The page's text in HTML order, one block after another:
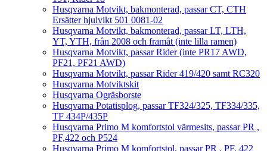
Husqvarna Motvikt, bakmonterad, passar CT, CTH
Ersätter hjulvikt 501 0081-02
Husqvarna Motvikt, bakmonterad, passar LT, LTH,
YT, YTH, från 2008 och framåt (inte lilla ramen)
Husqvarna Motvikt, passar Rider (inte PR17 AWD,
PF21, PF21 AWD)
Husqvarna Motvikt, passar Rider 419/420 samt RC320
Husqvarna Motviktskit
Husqvarna Ogräsborste
Husqvarna Potatisplog, passar TF324/325, TF334/335,
TF 434P/435P
Husqvarna Primo M komfortstol värmesits, passar PR ,
PF,422 och P524
Husqvarna Primo M komfortstol, passar PR , PF, 422